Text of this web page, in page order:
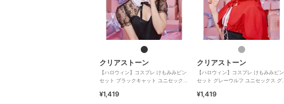
クリアストーン
【ハロウィン】コスプレ けもみみピン
セット ブラックキャット ユニセックス
¥1,419
クリアストーン
【ハロウィン】コスプレ けもみみピン
セット グレーウルフ ユニセックス グ
¥1,419